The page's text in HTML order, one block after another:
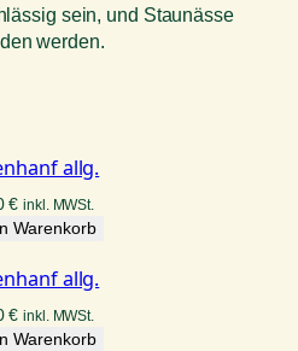
sein, und Staunässe
werden.
allg.
€ inkl. MWSt.
Warenkorb
allg.
€ inkl. MWSt.
Warenkorb